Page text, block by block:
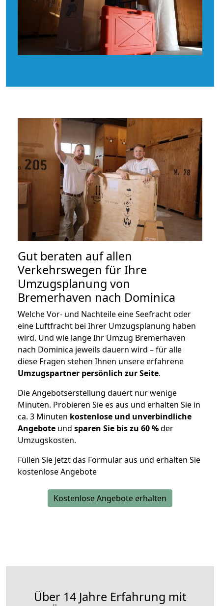
Gut beraten auf allen
Verkehrswegen für Ihre
Umzugsplanung von
Bremerhaven nach Dominica
Welche Vor- und Nachteile eine Seefracht oder
eine Luftfracht bei Ihrer Umzugsplanung haben
wird. Und wie lange Ihr Umzug Bremerhaven
nach Dominica jeweils dauern wird – für alle
diese Fragen stehen Ihnen unsere erfahrene
Umzugspartner persönlich zur Seite.
Die Angebotserstellung dauert nur wenige
Minuten. Probieren Sie es aus und erhalten Sie in
ca. 3 Minuten kostenlose und unverbindliche
Angebote und sparen Sie bis zu 60 %der
Umzugskosten.
Füllen Sie jetzt das Formular aus und erhalten Sie
kostenlose Angebote
Kostenlose Angebote erhalten
Über 14 Jahre Erfahrung mit